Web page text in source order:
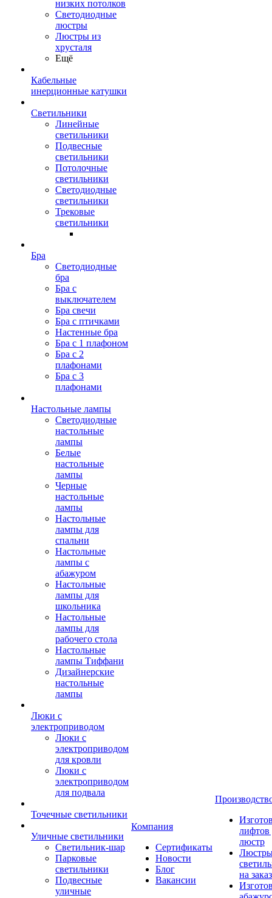
низких потолков
Cветодиодные
люстры
Люстры из
хрусталя
Ещё
Кабельные
инерционные катушки
Светильники
Линейные
светильники
Подвесные
светильники
Потолочные
светильники
Светодиодные
светильники
Трековые
светильники
Бра
Светодиодные
бра
Бра с
выключателем
Бра свечи
Бра с птичками
Настенные бра
Бра с 1 плафоном
Бра с 2
плафонами
Бра с 3
плафонами
Настольные лампы
Светодиодные
настольные
лампы
Белые
настольные
лампы
Черные
настольные
лампы
Настольные
лампы для
спальни
Настольные
лампы с
абажуром
Настольные
лампы для
школьника
Настольные
лампы для
рабочего стола
Настольные
лампы Тиффани
Дизайнерские
настольные
лампы
Люки с
электроприводом
Люки с
электроприводом
для кровли
Люки с
электроприводом
для подвала
Точечные светильники
Уличные светильники
Светильник-шар
Парковые
светильники
Подвесные
уличные
Компания
Сертификаты
Новости
Блог
Вакансии
лифтов
люстр
на заказ